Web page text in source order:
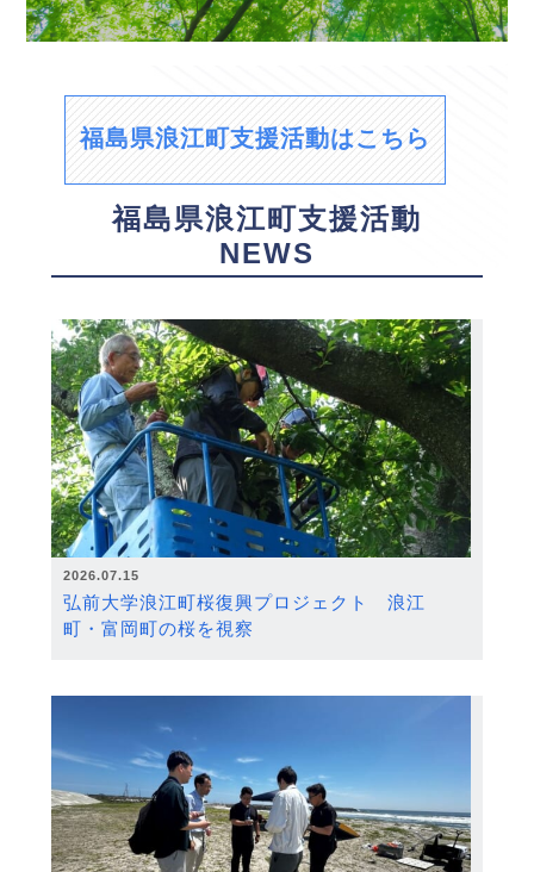
福島県浪江町支援活動はこちら
福島県浪江町支援活動
NEWS
2026.07.15
弘前大学浪江町桜復興プロジェクト 浪江
町・富岡町の桜を視察